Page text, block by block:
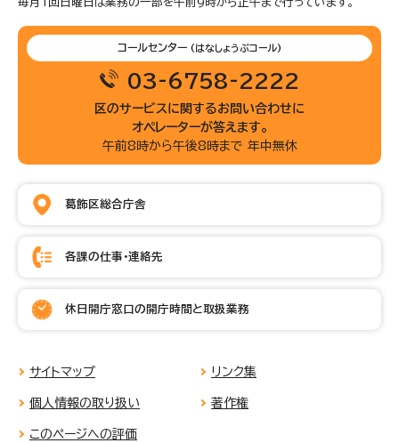
コールセンター (はなしょうぶコール)
03-6758-2222
区のサービスに関するお問い合わせに
オペレーターが答えます。
午前8時から午後8時まで 年中無休
葛飾区総合庁舎
各課の仕事・連絡先
休日開庁窓口の開庁時間と取扱業務
サイトマップ リンク集
個人情報の取り扱い 著作権
このページへの評価